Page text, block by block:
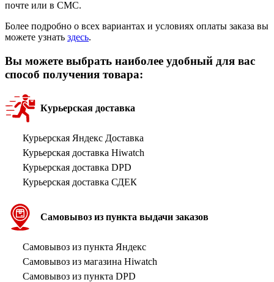
почте или в СМС.
Более подробно о всех вариантах и условиях оплаты заказа вы
можете узнать здесь.
Вы можете выбрать наиболее удобный для вас
способ получения товара:
Курьерская доставка
Курьерская Яндекс Доставка
Курьерская доставка Hiwatch
Курьерская доставка DPD
Курьерская доставка СДЕК
Самовывоз из пункта выдачи заказов
Самовывоз из пункта Яндекс
Самовывоз из магазина Hiwatch
Самовывоз из пункта DPD